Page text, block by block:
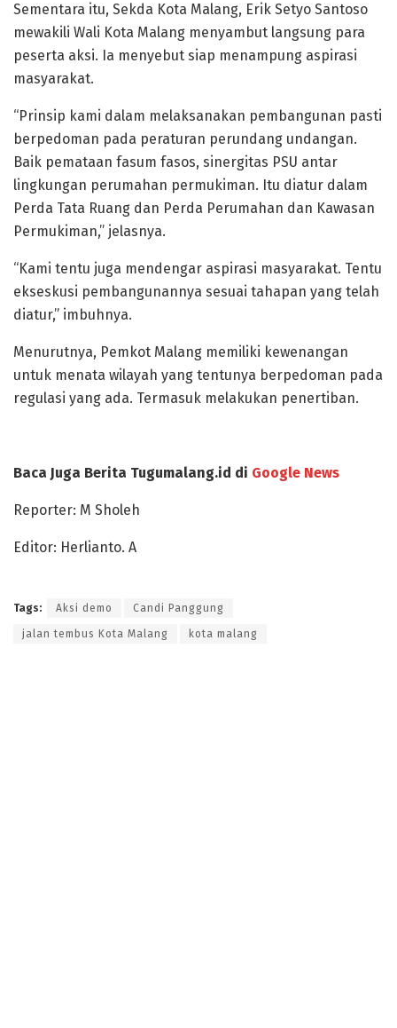
Sementara itu, Sekda Kota Malang, Erik Setyo Santoso
mewakili Wali Kota Malang menyambut langsung para
peserta aksi. Ia menyebut siap menampung aspirasi
masyarakat.
“Prinsip kami dalam melaksanakan pembangunan pasti
berpedoman pada peraturan perundang undangan.
Baik pemataan fasum fasos, sinergitas PSU antar
lingkungan perumahan permukiman. Itu diatur dalam
Perda Tata Ruang dan Perda Perumahan dan Kawasan
Permukiman,” jelasnya.
“Kami tentu juga mendengar aspirasi masyarakat. Tentu
ekseskusi pembangunannya sesuai tahapan yang telah
diatur,” imbuhnya.
Menurutnya, Pemkot Malang memiliki kewenangan
untuk menata wilayah yang tentunya berpedoman pada
regulasi yang ada. Termasuk melakukan penertiban.
Baca Juga Berita Tugumalang.id di Google News
Reporter: M Sholeh
Editor: Herlianto. A
Tags: Aksi demo Candi Panggung
jalan tembus Kota Malang kota malang